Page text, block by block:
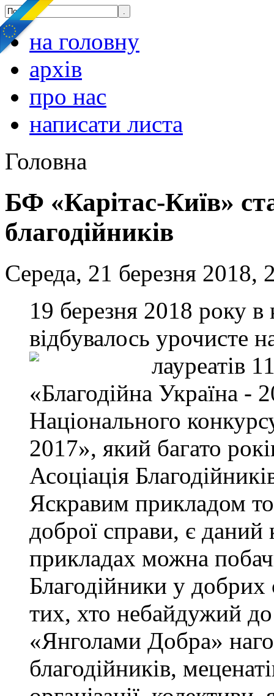
на головну
архів
про нас
написати листа
Головна
БФ «Карітас-Київ»
благодійників
Середа, 21 березня 2018,
19 березня 2018 року в
відбувалось урочисте
лауреатів
«Благодійна Україна -
Національного
2017», який багато
Асоціація
Яскравим прикладом
доброї справи, є
прикладах можна
Благодійники у добрих
тих, хто небайдужий
«Янголами Добра»
благодійників,